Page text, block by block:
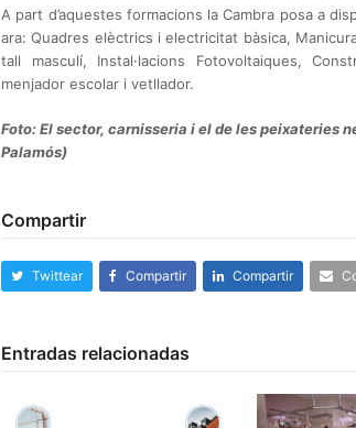
A part d’aquestes formacions la Cambra posa a
ara: Quadres elèctrics i electricitat bàsica,
tall masculí, Instal·lacions Fotovoltaiques,
menjador escolar i vetllador.
Foto: El sector, carnisseria i el de les peixateries
Palamós)
Compartir
Twittear Compartir Compartir
Entradas relacionadas